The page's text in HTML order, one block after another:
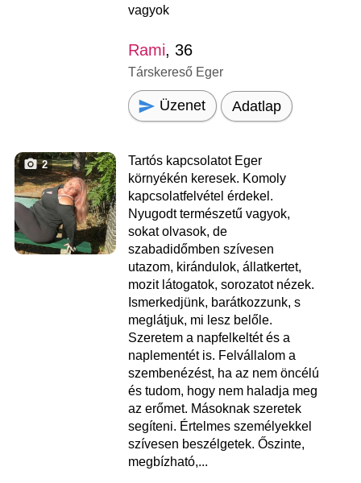
vagyok
Rami, 36
Társkereső Eger
Üzenet Adatlap
2
Tartós kapcsolatot Eger
környékén keresek. Komoly
kapcsolatfelvétel érdekel.
Nyugodt természetű vagyok,
sokat olvasok, de
szabadidőmben szívesen
utazom, kirándulok, állatkertet,
mozit látogatok, sorozatot nézek.
Ismerkedjünk, barátkozzunk, s
meglátjuk, mi lesz belőle.
Szeretem a napfelkeltét és a
naplementét is. Felvállalom a
szembenézést, ha az nem öncélú
és tudom, hogy nem haladja meg
az erőmet. Másoknak szeretek
segíteni. Értelmes személyekkel
szívesen beszélgetek. Őszinte,
megbízható,...